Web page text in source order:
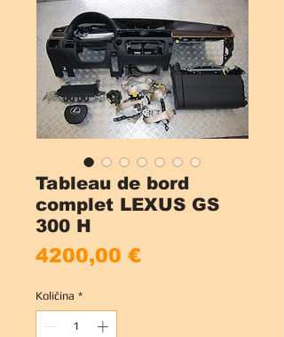
Tableau de bord
complet LEXUS GS
300 H
4200,00 €
Količina *